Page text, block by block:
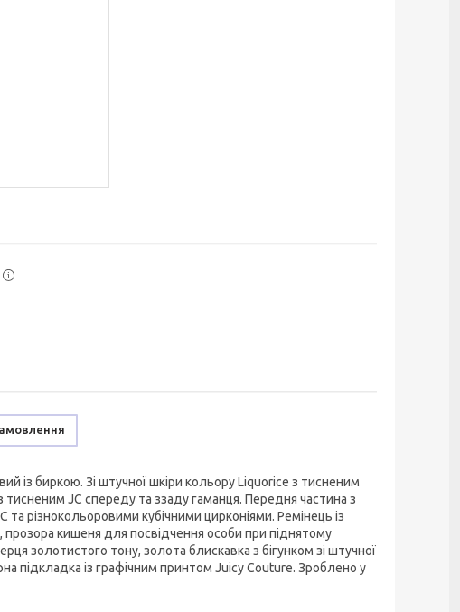
із биркою. Зі штучної шкіри кольору Liquorice з тисненим
JC спереду та ззаду гаманця. Передня частина з
різнокольоровими кубічними цирконіями. Ремінець із
кишеня для посвідчення особи при піднятому
золотистого тону, золота блискавка з бігунком зі штучної
підкладка із графічним принтом Juicy Couture. Зроблено у